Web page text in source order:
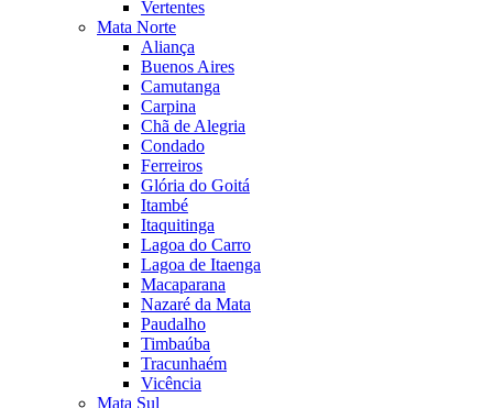
Vertentes
Mata Norte
Aliança
Buenos Aires
Camutanga
Carpina
Chã de Alegria
Condado
Ferreiros
Glória do Goitá
Itambé
Itaquitinga
Lagoa do Carro
Lagoa de Itaenga
Macaparana
Nazaré da Mata
Paudalho
Timbaúba
Tracunhaém
Vicência
Mata Sul